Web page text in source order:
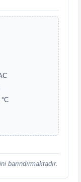
barındırmaktadır.